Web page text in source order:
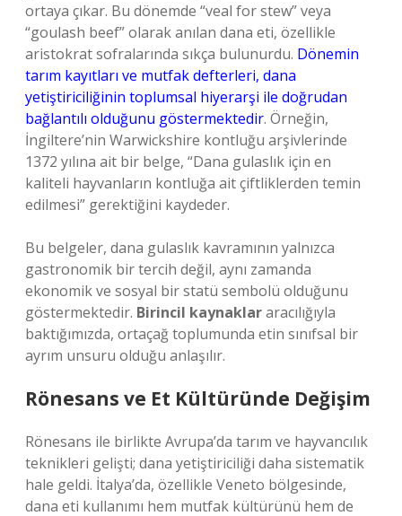
ortaya çıkar. Bu dönemde “veal for stew” veya
“goulash beef” olarak anılan dana eti, özellikle
aristokrat sofralarında sıkça bulunurdu. Dönemin
tarım kayıtları ve mutfak defterleri, dana
yetiştiriciliğinin toplumsal hiyerarşi ile doğrudan
bağlantılı olduğunu göstermektedir. Örneğin,
İngiltere’nin Warwickshire kontluğu arşivlerinde
1372 yılına ait bir belge, “Dana gulaslık için en
kaliteli hayvanların kontluğa ait çiftliklerden temin
edilmesi” gerektiğini kaydeder.
Bu belgeler, dana gulaslık kavramının yalnızca
gastronomik bir tercih değil, aynı zamanda
ekonomik ve sosyal bir statü sembolü olduğunu
göstermektedir. Birincil kaynaklararacılığıyla
baktığımızda, ortaçağ toplumunda etin sınıfsal bir
ayrım unsuru olduğu anlaşılır.
Rönesans ve Et Kültüründe Değişim
Rönesans ile birlikte Avrupa’da tarım ve hayvancılık
teknikleri gelişti; dana yetiştiriciliği daha sistematik
hale geldi. İtalya’da, özellikle Veneto bölgesinde,
dana eti kullanımı hem mutfak kültürünü hem de